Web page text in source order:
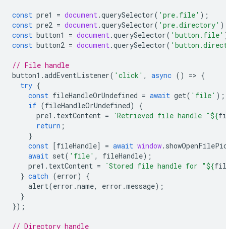
const pre1 = document.querySelector( 'pre.file' );
const pre2 = document.querySelector( 'pre.directory'
const button1 = document.querySelector( 'button.file'
const button2 = document.querySelector(
// File handle
button1 .addEventListener( 'click' , async () => {
try {
const fileHandleOrUndefined = await get( 'file' );
if (fileHandleOrUndefined)
{
pre1 . textContent = `Retrieved file handle "${
return ;
}
const [fileHandle] = await window.
await set( 'file' , fileHandle);
pre1 . textContent = `Stored file handle for "${
} catch (error)
{
alert(error .name, error .message);
}
});
// Directory handle